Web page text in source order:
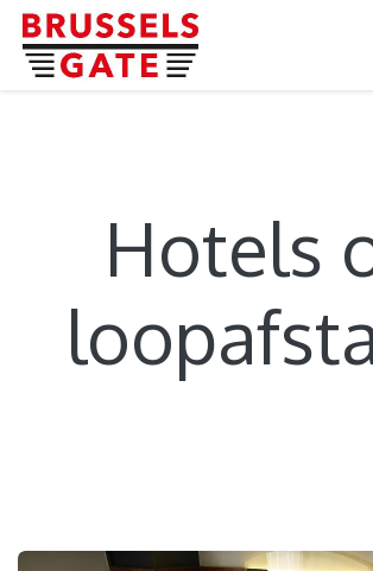
OVERSLAAN NAAR INHOUD
Hotels